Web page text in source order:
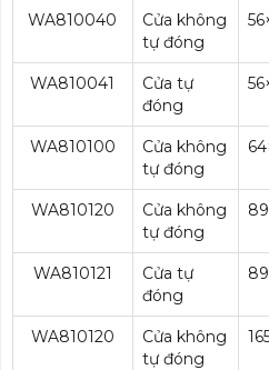
WA810040
Cửa không
tự đóng
WA810041
Cửa tự
đóng
WA810100
Cửa không
tự đóng
WA810120
Cửa không
tự đóng
WA810121
Cửa tự
đóng
WA810120
Cửa không
tự đóng